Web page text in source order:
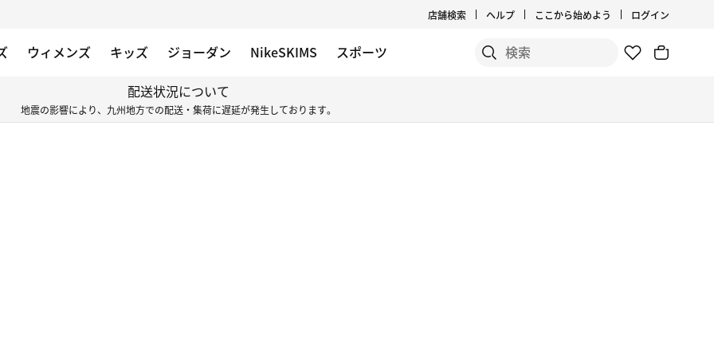
店舗検索 ヘルプ ここから始めよう ログイン
ウィメンズ キッズ ジョーダン NikeSKIMS スポーツ
配送状況について
地震の影響により、九州地方での配送・集荷に遅延が発生しております。